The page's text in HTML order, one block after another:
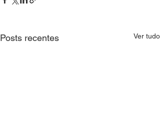
Posts recentes Ver tudo